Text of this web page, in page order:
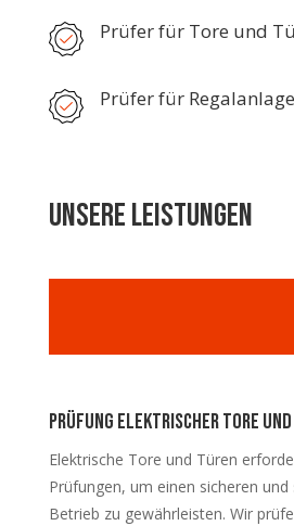
Prüfer für Tore und
Prüfer für
Unsere Leistungen
Prüfung elektrischer Tore und
Elektrische Tore und Türen
Prüfungen, um einen sicheren
Betrieb zu gewährleisten. Wir